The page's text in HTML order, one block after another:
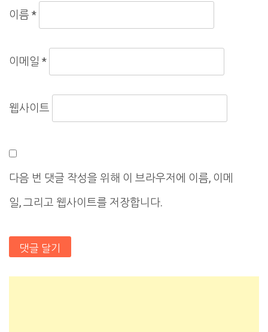
이름 *
이메일 *
웹사이트
다음 번 댓글 작성을 위해 이 브라우저에 이름, 이메
일, 그리고 웹사이트를 저장합니다.